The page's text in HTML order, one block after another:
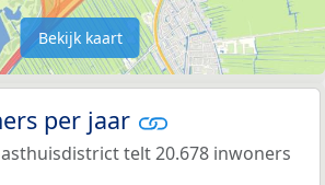
Bekijk kaart
per jaar
telt 20.678 inwoners